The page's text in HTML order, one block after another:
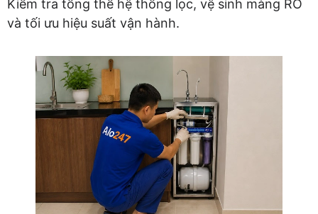
Kiểm tra tổng thể hệ thống lọc, vệ sinh màng RO
và tối ưu hiệu suất vận hành.